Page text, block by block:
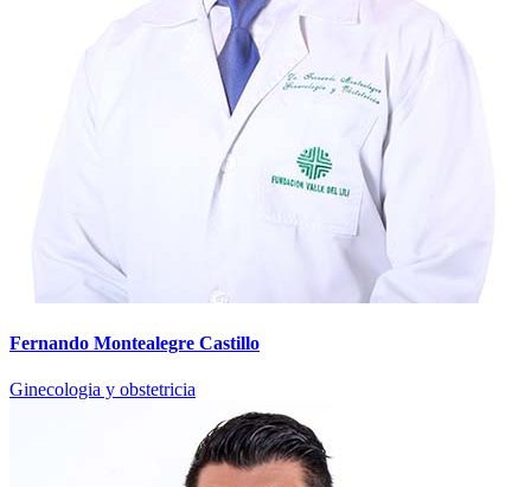
Fernando Montealegre Castillo
Ginecologia y obstetricia